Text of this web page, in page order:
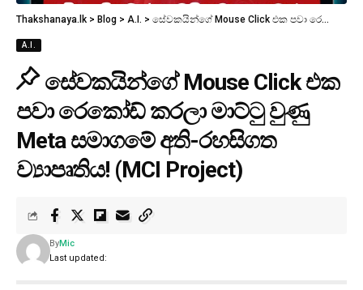
Thakshanaya.lk > Blog > A.I. > සේවකයින්ගේ Mouse Click එක පවා රෙකෝඩ් කරලා මාට්ටු වුණු Meta සමාගමේ අති-රහසිගත ව්‍යාපෘතිය! (MCI Project)
A.I.
සේවකයින්ගේ Mouse Click එක
පවා රෙකෝඩ් කරලා මාට්ටු වුණු
Meta සමාගමේ අති-රහසිගත
ව්‍යාපෘතිය! (MCI Project)
Last updated:
ByMic